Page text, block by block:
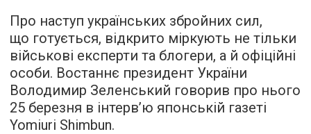
Про наступ українських збройних сил,
що готується, відкрито міркують не тільки
військові експерти та блогери, а й офіційні
особи. Востаннє президент України
Володимир Зеленський говорив про нього
25 березня в інтерв’ю японській газеті
Yomiuri Shimbun.